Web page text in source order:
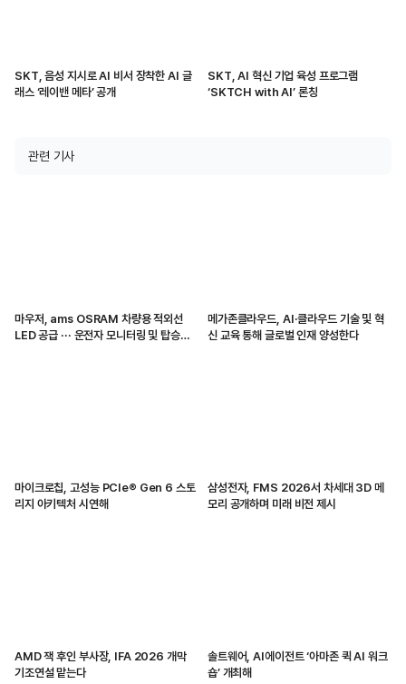
SKT, 음성 지시로 AI 비서 장착한 AI 글
래스 ‘레이밴 메타’ 공개
SKT, AI 혁신 기업 육성 프로그램
‘SKTCH with AI’ 론칭
관련 기사
마우저, ams OSRAM 차량용 적외선
LED 공급 ··· 운전자 모니터링 및 탑승자
메가존클라우드, AI·클라우드 기술 및 혁
신 교육 통해 글로벌 인재 양성한다
마이크로칩, 고성능 PCIe® Gen 6 스토
리지 아키텍처 시연해
삼성전자, FMS 2026서 차세대 3D 메
모리 공개하며 미래 비전 제시
AMD 잭 후인 부사장, IFA 2026 개막
기조연설 맡는다
솔트웨어, AI에이전트 ‘아마존 퀵 AI 워크
숍’ 개최해